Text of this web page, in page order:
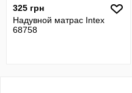
325 грн
Надувной матрас Intex
68758